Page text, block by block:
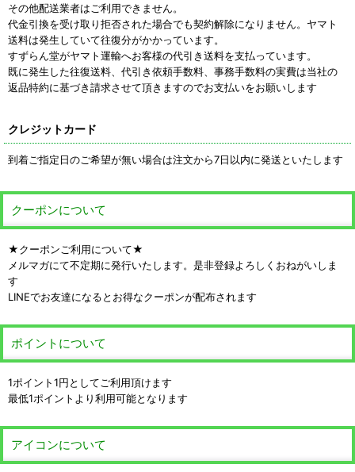
その他配送業者はご利用できません。
代金引換を受け取り拒否された場合でも契約解除になりません。ヤマト
送料は発生していて往復分がかかっています。
すずらん堂がヤマト運輸へお客様の代引き送料を支払っています。
既に発生した往復送料、代引き依頼手数料、事務手数料の実費は当社の
返品特約に基づき請求させて頂きますのでお支払いをお願いします
クレジットカード
到着ご指定日のご希望が無い場合は注文から7日以内に発送といたします
クーポンについて
★クーポンご利用について★
メルマガにて不定期に発行いたします。是非登録よろしくおねがいしま
す
LINEでお友達になるとお得なクーポンが配布されます
ポイントについて
1ポイント1円としてご利用頂けます
最低1ポイントより利用可能となります
アイコンについて